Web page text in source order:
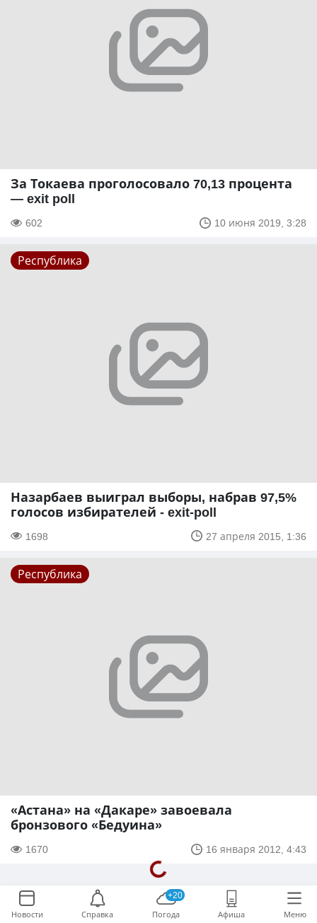
За Токаева проголосовало 70,13 процента
— exit poll
602 10 июня 2019, 3:28
Республика
Назарбаев выиграл выборы, набрав 97,5%
голосов избирателей - exit-poll
1698 27 апреля 2015, 1:36
Республика
«Астана» на «Дакаре» завоевала
бронзового «Бедуина»
1670 16 января 2012, 4:43
Новости Справка
+20
Погода Афиша Меню